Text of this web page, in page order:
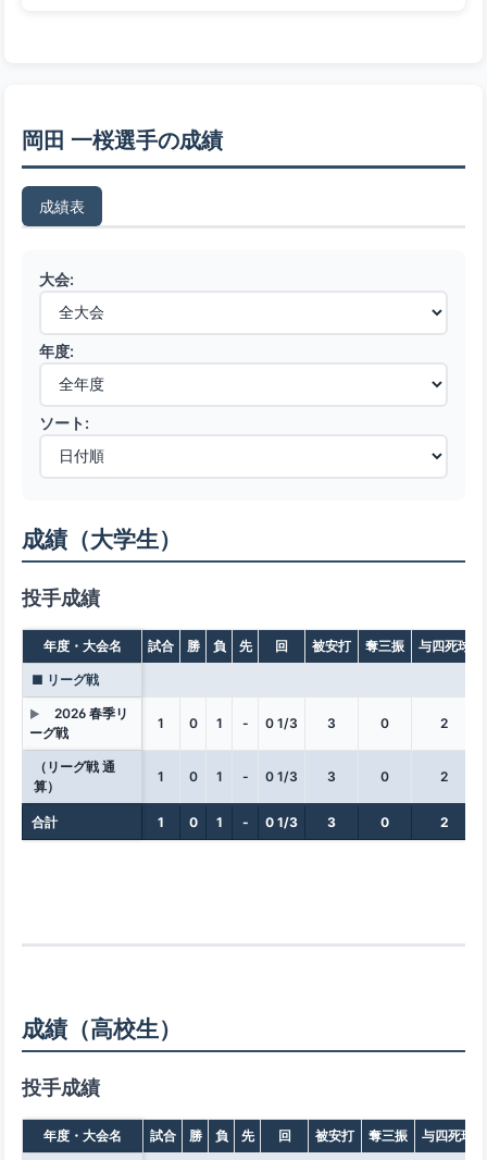
岡田 一桜選手の成績
成績表
大会:
年度:
ソート:
成績（大学生）
投手成績
年度・大会名 試合 勝 負 先 回 被安打 奪三振 与四死球
■ リーグ戦
▶
2026 春季リ
ーグ戦
1 0 1 - 0 1/3 3 0 2
（リーグ戦 通
算）
1 0 1 - 0 1/3 3 0 2
合計 1 0 1 - 0 1/3 3 0 2
成績（高校生）
投手成績
年度・大会名 試合 勝 負 先 回 被安打 奪三振 与四死球